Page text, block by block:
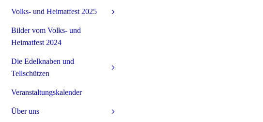
Volks- und Heimatfest 2025
Bilder vom Volks- und
Heimatfest 2024
Die Edelknaben und
Tellschützen
Veranstaltungskalender
Über uns